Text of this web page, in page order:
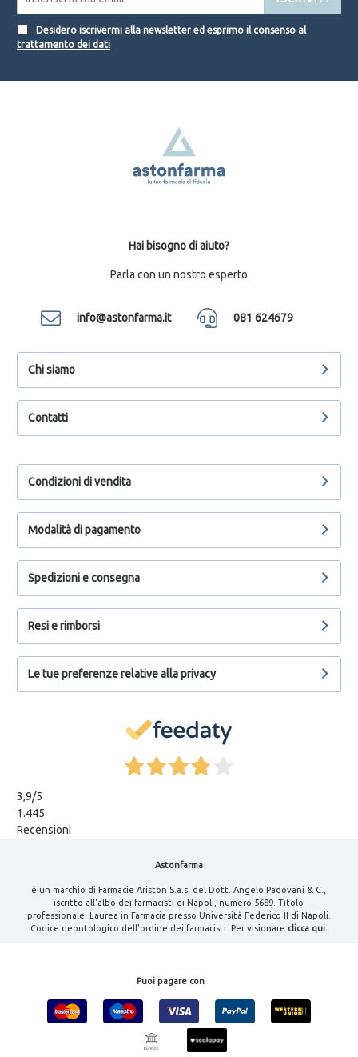
Desidero iscrivermi alla newsletter ed esprimo il consenso al
trattamento dei dati
Hai bisogno di aiuto?
Parla con un nostro esperto
info@astonfarma.it 081 624679
Chi siamo
Contatti
Condizioni di vendita
Modalità di pagamento
Spedizioni e consegna
Resi e rimborsi
Le tue preferenze relative alla privacy
3,9/5
1.445
Recensioni
Astonfarma
è un marchio di Farmacie Ariston S.a.s. del Dott. Angelo Padovani & C.,
iscritto all'albo dei farmacisti di Napoli, numero 5689. Titolo
professionale: Laurea in Farmacia presso Università Federico II di Napoli.
Codice deontologico dell'ordine dei farmacisti. Per visionare clicca qui.
Puoi pagare con